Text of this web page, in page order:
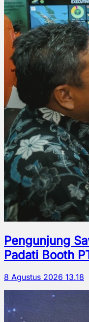
Pengunjung
Padati Booth
8 Agustus 2026 13.18